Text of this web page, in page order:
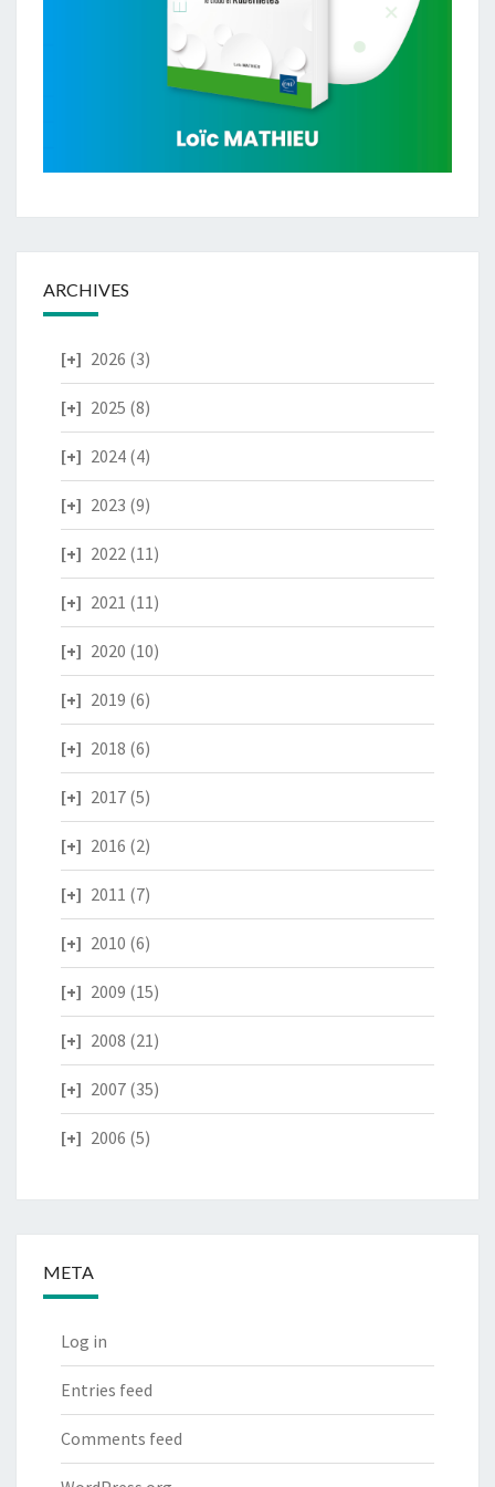
ARCHIVES
2026 (3)
2025 (8)
2024 (4)
2023 (9)
2022 (11)
2021 (11)
2020 (10)
2019 (6)
2018 (6)
2017 (5)
2016 (2)
2011 (7)
2010 (6)
2009 (15)
2008 (21)
2007 (35)
2006 (5)
META
Log in
Entries feed
Comments feed